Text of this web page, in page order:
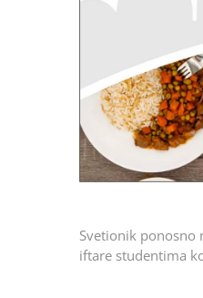
Svetionik ponosno
iftare studentima